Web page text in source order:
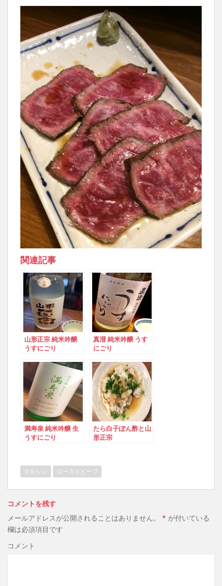
関連記事
山形正宗 純米吟醸
うすにごり
真澄 純米吟醸 うす
にごり
満寿泉 純米吟醸 生
うすにごり
たら白子ぽん酢と山
形正宗
マルシン ローストビーフ
コメントを残す
メールアドレスが公開されることはありません。
* が付いている
欄は必須項目です
コメント